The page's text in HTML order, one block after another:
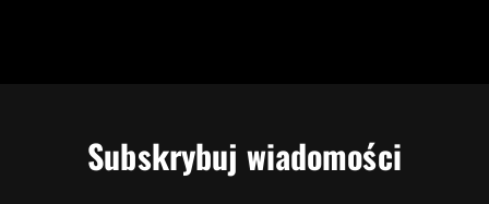
Subskrybuj wiadomości